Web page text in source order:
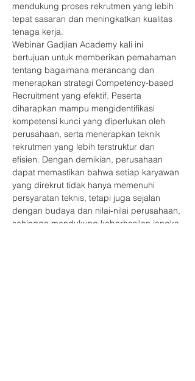
mendukung proses rekrutmen yang lebih
tepat sasaran dan meningkatkan kualitas
tenaga kerja.
Webinar Gadjian Academy kali ini
bertujuan untuk memberikan pemahaman
tentang bagaimana merancang dan
menerapkan strategi Competency-based
Recruitment yang efektif. Peserta
diharapkan mampu mengidentifikasi
kompetensi kunci yang diperlukan oleh
perusahaan, serta menerapkan teknik
rekrutmen yang lebih terstruktur dan
efisien. Dengan demikian, perusahaan
dapat memastikan bahwa setiap karyawan
yang direkrut tidak hanya memenuhi
persyaratan teknis, tetapi juga sejalan
dengan budaya dan nilai-nilai perusahaan,
sehingga mendukung keberhasilan jangka